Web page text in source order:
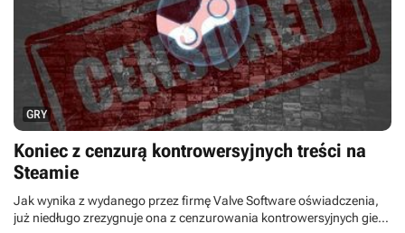
GRY
Koniec z cenzurą kontrowersyjnych treści na
Steamie
Jak wynika z wydanego przez firmę Valve Software oświadczenia,
już niedługo zrezygnuje ona z cenzurowania kontrowersyjnych gier